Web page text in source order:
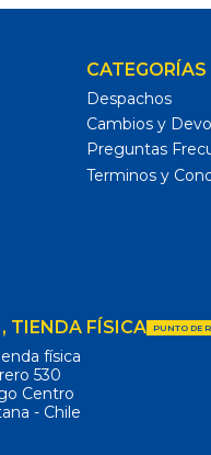
CATEGORÍAS
Despachos
Cambios y
Preguntas
Terminos y
TIENDA FÍSICA PUNTO DE
física
530
Centro
- Chile